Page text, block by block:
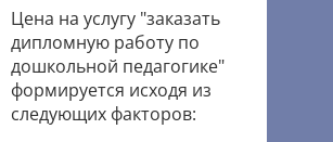
Цена на услугу "заказать
дипломную работу по
дошкольной педагогике"
формируется исходя из
следующих факторов: